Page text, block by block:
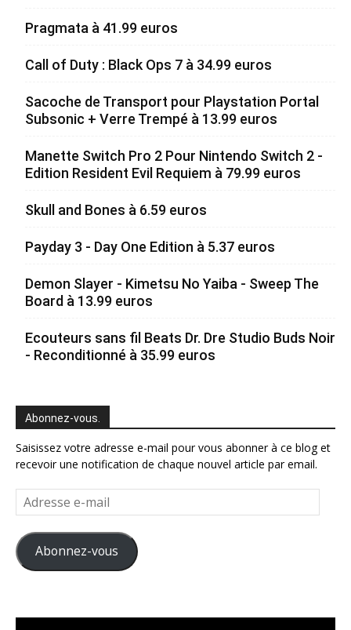
Pragmata à 41.99 euros
Call of Duty : Black Ops 7 à 34.99 euros
Sacoche de Transport pour Playstation Portal
Subsonic + Verre Trempé à 13.99 euros
Manette Switch Pro 2 Pour Nintendo Switch 2 -
Edition Resident Evil Requiem à 79.99 euros
Skull and Bones à 6.59 euros
Payday 3 - Day One Edition à 5.37 euros
Demon Slayer - Kimetsu No Yaiba - Sweep The
Board à 13.99 euros
Ecouteurs sans fil Beats Dr. Dre Studio Buds Noir
- Reconditionné à 35.99 euros
Abonnez-vous.
Saisissez votre adresse e-mail pour vous abonner à ce blog et
recevoir une notification de chaque nouvel article par email.
Adresse
e-
mail
Abonnez-vous